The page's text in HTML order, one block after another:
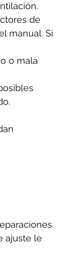
de
manual. Si
o mala
ajuste le